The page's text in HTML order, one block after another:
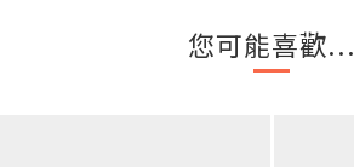
您可能喜歡...